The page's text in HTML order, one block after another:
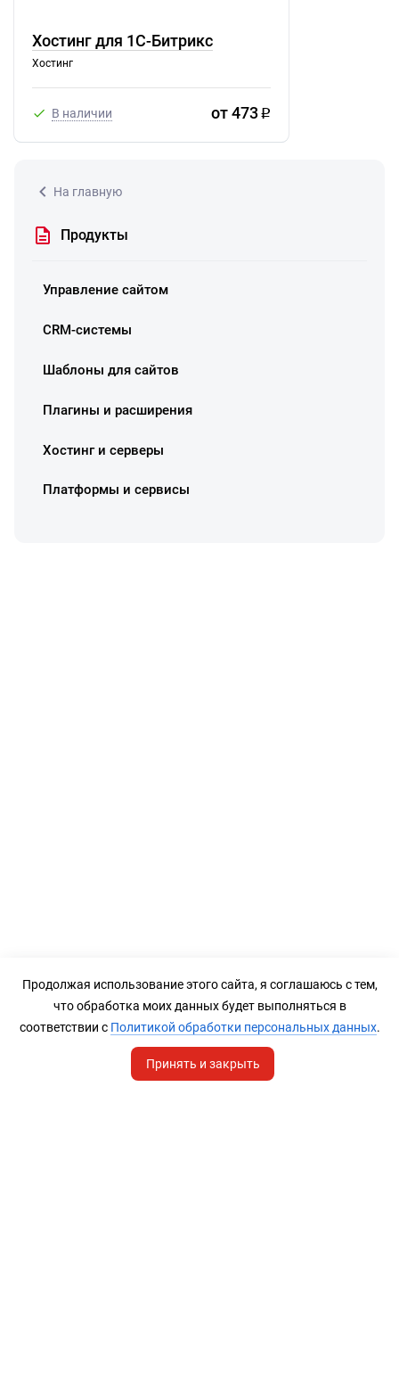
На главную
Продукты
Управление сайтом
CRM-системы
Шаблоны для сайтов
Плагины и расширения
Хостинг и серверы
Платформы и сервисы
Хостинг для 1С-Битрикс
Хостинг
В наличии от 473 p
Продолжая использование этого сайта, я соглашаюсь с тем,
что обработка моих данных будет выполняться в
соответствии с Политикой обработки персональных данных.
Принять и закрыть